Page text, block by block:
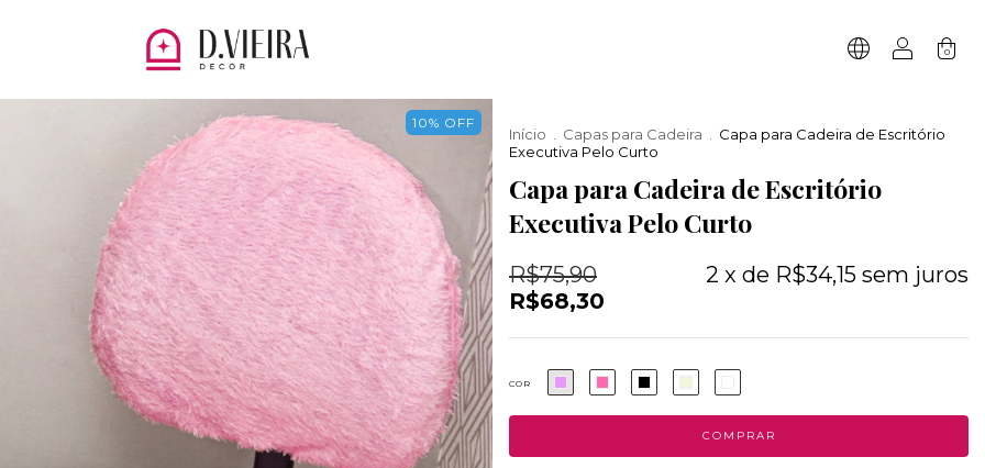
0
10% OFF
Início Capas para Cadeira
Capa para Cadeira de Escritório
Executiva Pelo Curto
Capa para Cadeira de Escritório
Executiva Pelo Curto
R$75,90
R$68,30
2 x de R$34,15 sem juros
COR